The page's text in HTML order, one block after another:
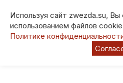
Используя сайт zwezda.su, Вы
использованием файлов
Политике